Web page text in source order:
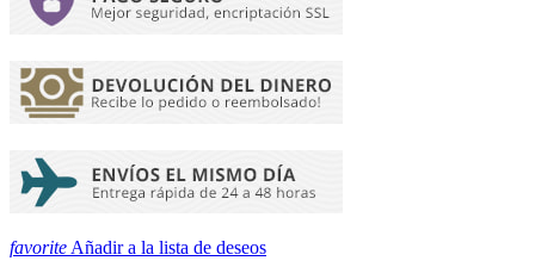
favorite Añadir a la lista de deseos